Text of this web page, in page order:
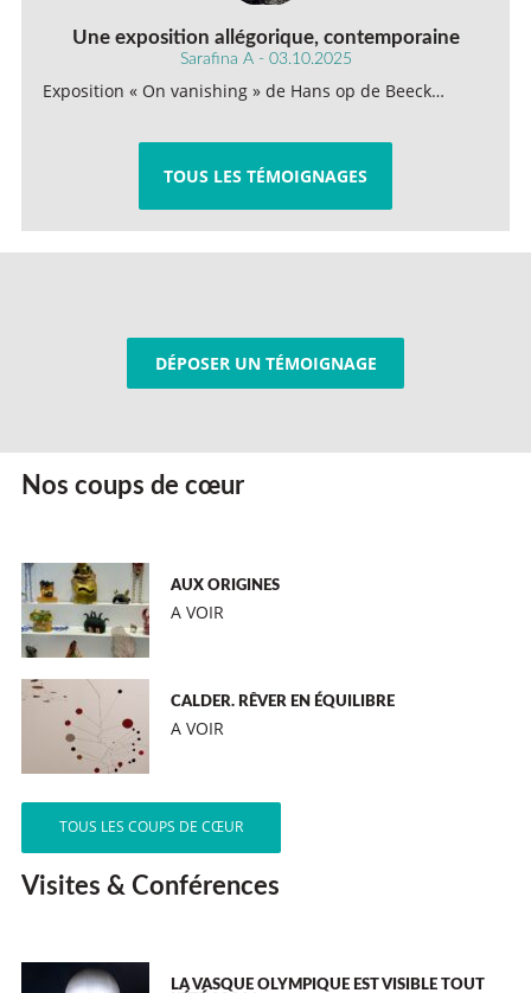
Une exposition allégorique, contemporaine
Sarafina A - 03.10.2025
Exposition « On vanishing » de Hans op de Beeck…
TOUS LES TÉMOIGNAGES
DÉPOSER UN TÉMOIGNAGE
Nos coups de cœur
AUX ORIGINES
A VOIR
CALDER. RÊVER EN ÉQUILIBRE
A VOIR
TOUS LES COUPS DE CŒUR
Visites & Conférences
LA VASQUE OLYMPIQUE EST VISIBLE TOUT